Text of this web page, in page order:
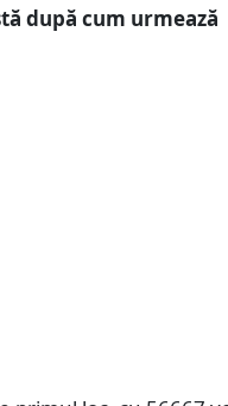
după cum urmează